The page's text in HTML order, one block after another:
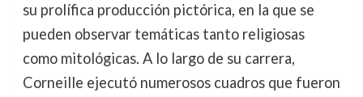
su prolífica producción pictórica, en la que se
pueden observar temáticas tanto religiosas
como mitológicas. A lo largo de su carrera,
Corneille ejecutó numerosos cuadros que fueron